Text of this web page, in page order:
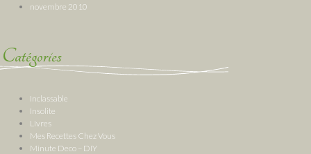
novembre 2010
Catégories
Inclassable
Insolite
Livres
Mes Recettes Chez Vous
Minute Deco – DIY